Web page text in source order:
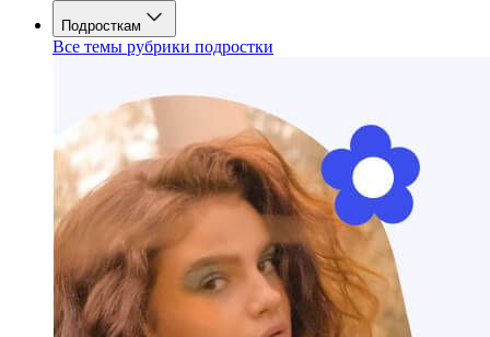
Подросткам
Все темы рубрики подростки